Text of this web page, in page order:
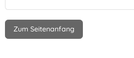
Zum Seitenanfang